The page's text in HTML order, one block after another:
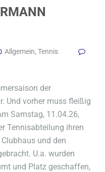
Allgemein, Tennis
der
Und vorher muss fleißig
Samstag, 11.04.26,
Tennisabteilung ihren
und den
U.a. wurden
und Platz geschaffen,